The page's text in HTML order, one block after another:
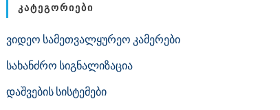
ᲙᲐᲢᲔᲒᲝᲠᲘᲔᲑᲘ
ვიდეო სამეთვალყურეო კამერები
სახანძრო სიგნალიზაცია
დაშვების სისტემები